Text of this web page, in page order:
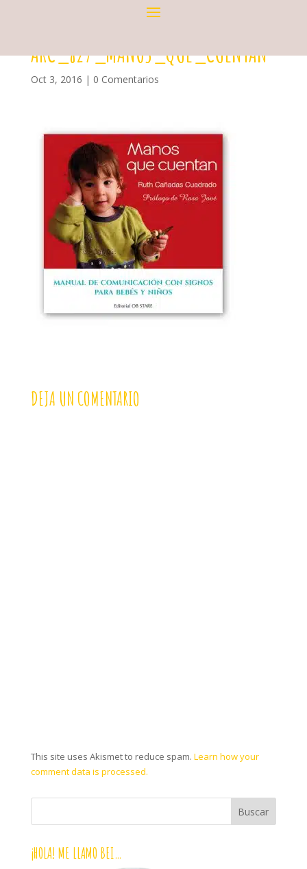
ARC_827_MANOS_QUE_CUENTAN
Oct 3, 2016 | 0 Comentarios
DEJA UN COMENTARIO
This site uses Akismet to reduce spam. Learn how your
comment data is processed.
¡HOLA! ME LLAMO BEI…